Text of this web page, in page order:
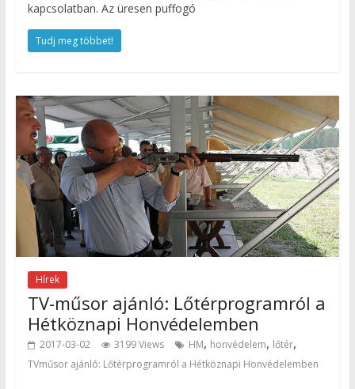
kapcsolatban. Az üresen puffogó
Tudj meg többet!
Hírek
TV-műsor ajánló: Lőtérprogramról a
Hétköznapi Honvédelemben
2017-03-02 3199 Views HM, honvédelem, lőtér,
TVműsor ajánló: Lőtérprogramról a Hétköznapi Honvédelemben